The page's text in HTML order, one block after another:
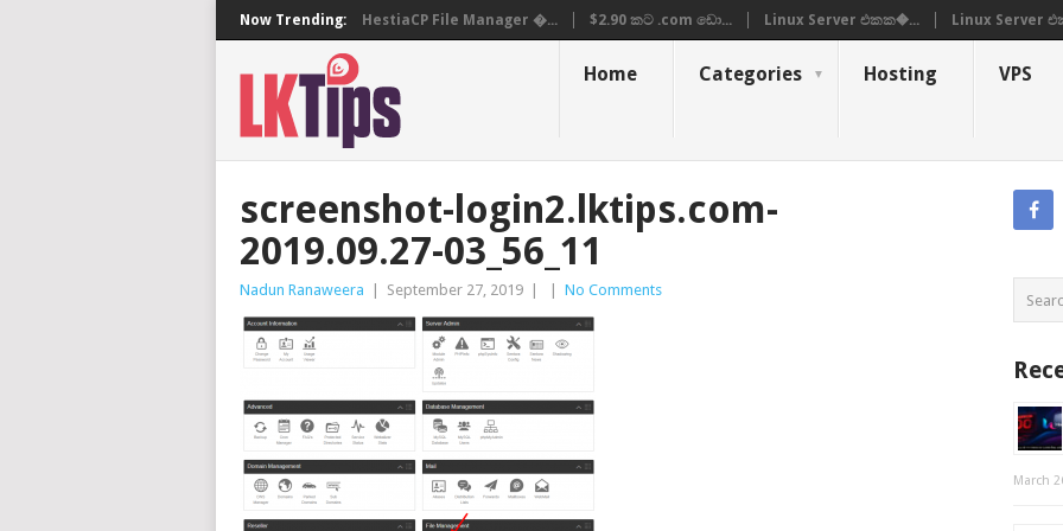
Now Trending: HestiaCP File Manager �... $2.90 කට .com ඩො... Linux Server එකක�... Linux Server
Home Categories Hosting VPS
screenshot-login2.lktips.com-
2019.09.27-03_56_11
Nadun Ranaweera September 27, 2019 No Comments
March